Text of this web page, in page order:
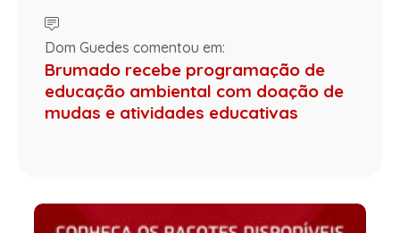
Dom Guedes comentou em:
Brumado recebe programação de
educação ambiental com doação de
mudas e atividades educativas